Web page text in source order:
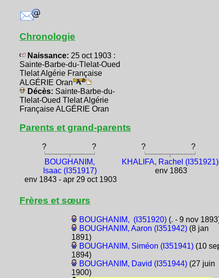
Chronologie
Naissance: 25 oct 1903 :
Sainte-Barbe-du-Tlelat-Oued
Tlelat Algérie Française
ALGÉRIE Oran
Décès: Sainte-Barbe-du-
Tlelat-Oued Tlelat Algérie
Française ALGÉRIE Oran
Parents et grand-parents
? ? ?
?
BOUGHANIM,
Isaac (I351917)
env 1843 - apr 29 oct 1903
KHALIFA, Rachel (I351921)
env 1863
Frères et sœurs
BOUGHANIM, (I351920)(. - 9 nov
BOUGHANIM, Aaron (I351942)(8 jan
1891)
BOUGHANIM, Siméon (I351941)(10
1894)
BOUGHANIM, David (I351944)(27 juin
1900)